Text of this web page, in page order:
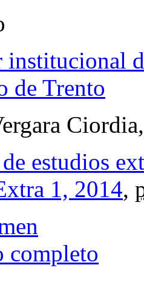
institucional
de Trento
estudios
1, 2014,
completo